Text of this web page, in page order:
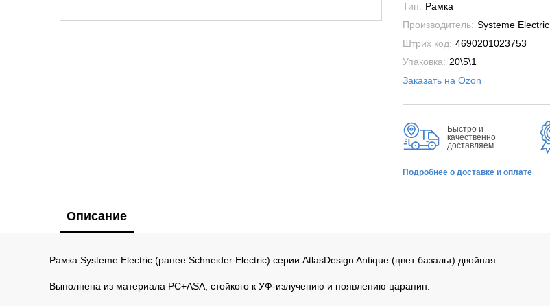
Тип: Рамка
Производитель: Systeme Electric
Штрих код: 4690201023753
Упаковка: 20\5\1
Заказать на Ozon
Быстро и
качественно
доставляем
Подробнее о доставке и оплате
Описание
Рамка Systeme Electric (ранее Schneider Electric) серии AtlasDesign Antique (цвет базальт) двойная.
Выполнена из материала PС+ASA, стойкого к УФ-излучению и появлению царапин.